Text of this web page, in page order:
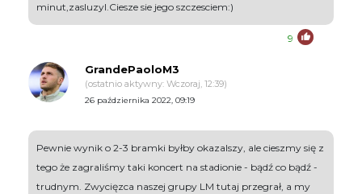
minut,zasluzyl.Ciesze sie jego szczesciem:)
9
GrandePaoloM3
(ostatnio aktywny: Wczoraj, 12:39)
26 października 2022, 09:19
Pewnie wynik o 2-3 bramki byłby okazalszy, ale cieszmy się z
tego że zagraliśmy taki koncert na stadionie - bądź co bądź -
trudnym. Zwycięzca naszej grupy LM tutaj przegrał, a my